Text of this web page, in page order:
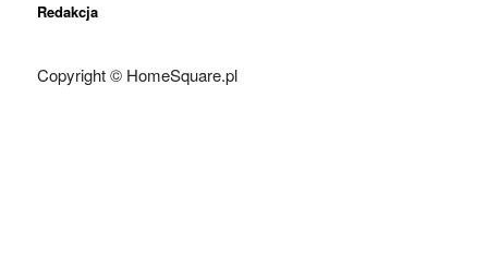
Redakcja
Copyright © HomeSquare.pl